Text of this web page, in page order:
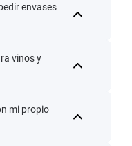
envases
vinos y
mi propio